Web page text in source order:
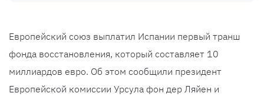
Европейский союз выплатил Испании первый транш
фонда восстановления, который составляет 10
миллиардов евро. Об этом сообщили президент
Европейской комиссии Урсула фон дер Ляйен и